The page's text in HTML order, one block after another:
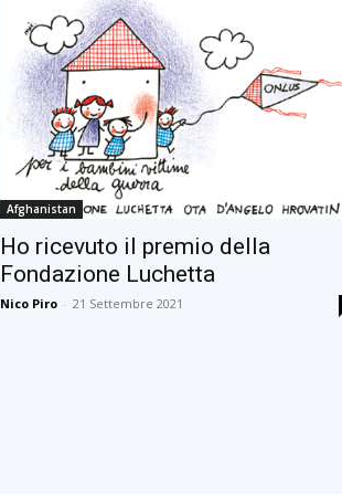
Afghanistan
Ho ricevuto il premio della
Fondazione Luchetta
Nico Piro - 21 Settembre 2021